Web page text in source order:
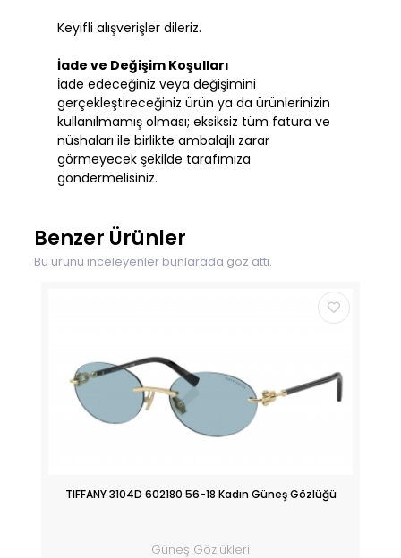
Keyifli alışverişler dileriz.
İade ve Değişim Koşulları
İade edeceğiniz veya değişimini
gerçekleştireceğiniz ürün ya da ürünlerinizin
kullanılmamış olması; eksiksiz tüm fatura ve
nüshaları ile birlikte ambalajlı zarar
görmeyecek şekilde tarafımıza
göndermelisiniz.
Benzer Ürünler
Bu ürünü inceleyenler bunlarada göz attı.
TIFFANY 3104D 602180 56-18 Kadın Güneş Gözlüğü
Güneş Gözlükleri